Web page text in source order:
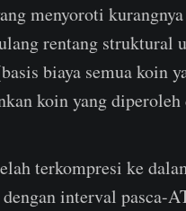
menyoroti
rentang struktural
biaya semua koin
koin yang diperoleh
terkompresi ke
interval pasca-